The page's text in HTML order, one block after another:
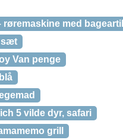
røremaskine med
sæt
Van penge
5 vilde dyr, safari
grill